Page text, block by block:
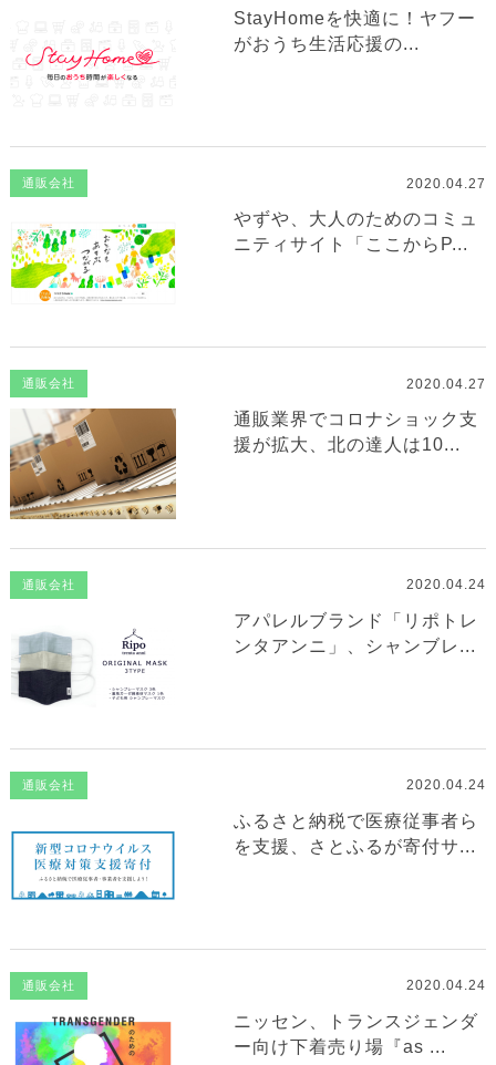
StayHomeを快適に！ヤフー
がおうち生活応援の...
通販会社 2020.04.27
やずや、大人のためのコミュ
ニティサイト「ここからP...
通販会社 2020.04.27
通販業界でコロナショック支
援が拡大、北の達人は10...
通販会社 2020.04.24
アパレルブランド「リポトレ
ンタアンニ」、シャンブレ...
通販会社 2020.04.24
ふるさと納税で医療従事者ら
を支援、さとふるが寄付サ...
通販会社 2020.04.24
ニッセン、トランスジェンダ
ー向け下着売り場『as ...